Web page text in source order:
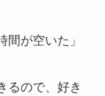
間が空いた」
るので、好き